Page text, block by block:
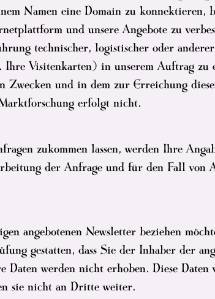
Namen eine Domain zu
und unsere Angebote zu
technischer, logistischer oder
Visitenkarten) in unserem Auftrag zu
Zwecken und in dem zur Erreichung
erfolgt nicht.
zukommen lassen, werden Ihre
der Anfrage und für den Fall von
angebotenen Newsletter beziehen
gestatten, dass Sie der Inhaber der
Daten werden nicht erhoben. Diese
sie nicht an Dritte weiter.